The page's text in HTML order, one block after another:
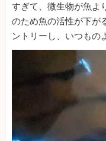
すぎて、微生物が魚よ
のため魚の活性が下が
ントリーし、いつもの